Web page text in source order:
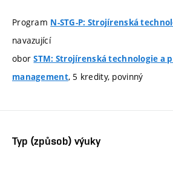
Program N-STG-P: Strojírenská
navazující
oborSTM: Strojírenská technologie a
management, 5 kredity, povinný
Typ (způsob) výuky